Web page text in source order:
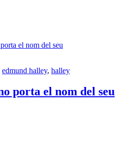
edmund halley, halley
porta el nom del seu